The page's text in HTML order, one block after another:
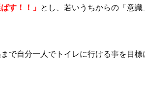
す！！」 とし、若いうちからの「意
で自分一人でトイレに行ける事を目